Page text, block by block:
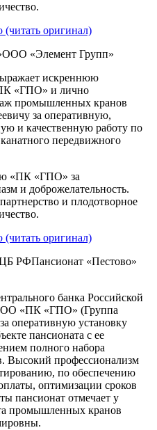
(читать оригинал)
ООО «Элемент Групп»
искреннюю
«ГПО» и лично
промышленных кранов
за оперативную,
и качественную работу по
передвижного
«ПК «ГПО» за
и доброжелательность.
и плодотворное
(читать оригинал)
Пансионат «Пестово»
банка Российской
«ПК «ГПО» (Группа
оперативную установку
пансионата с ее
полного набора
Высокий профессионализм
по обеспечению
оптимизации сроков
пансионат отмечает у
промышленных кранов